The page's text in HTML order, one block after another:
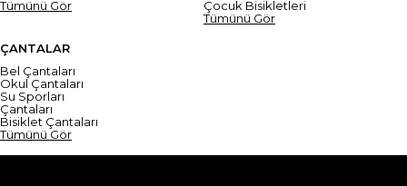
Tümünü Gör
Çocuk Bisikletleri
Tümünü Gör
ÇANTALAR
Bel Çantaları
Okul Çantaları
Su Sporları
Çantaları
Bisiklet Çantaları
Tümünü Gör